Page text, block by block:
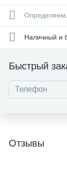
Определяем...
Наличный и
Быстрый
Отзывы